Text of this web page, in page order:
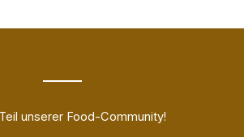
unserer Food-Community!